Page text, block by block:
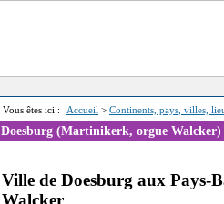
Vous êtes ici : Accueil > Continents, pays, villes,
Doesburg (Martinikerk, orgue Walcker)
Ville de Doesburg aux
Walcker